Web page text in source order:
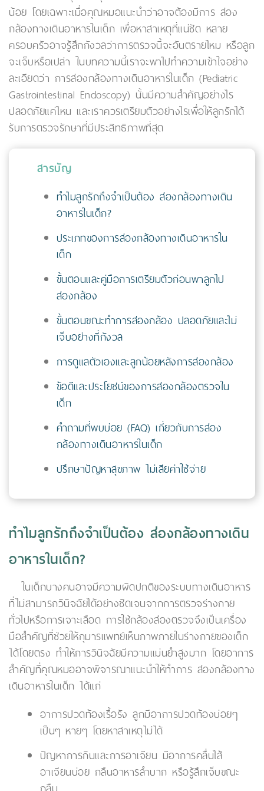
น้อย โดยเฉพาะเมื่อคุณหมอแนะนำว่าอาจต้องมีการ ส่อง
กล้องทางเดินอาหารในเด็ก เพื่อหาสาเหตุที่แน่ชัด หลาย
ครอบครัวอาจรู้สึกกังวลว่าการตรวจนี้จะอันตรายไหม หรือลูก
จะเจ็บหรือเปล่า ในบทความนี้เราจะพาไปทำความเข้าใจอย่าง
ละเอียดว่า การส่องกล้องทางเดินอาหารในเด็ก (Pediatric
Gastrointestinal Endoscopy) นั้นมีความสำคัญอย่างไร
ปลอดภัยแค่ไหน และเราควรเตรียมตัวอย่างไรเพื่อให้ลูกรักได้
รับการตรวจรักษาที่มีประสิทธิภาพที่สุด
สารบัญ
ทำไมลูกรักถึงจำเป็นต้อง ส่องกล้องทางเดิน
อาหารในเด็ก?
ประเภทของการส่องกล้องทางเดินอาหารใน
เด็ก
ขั้นตอนและคู่มือการเตรียมตัวก่อนพาลูกไป
ส่องกล้อง
ขั้นตอนขณะทำการส่องกล้อง ปลอดภัยและไม่
เจ็บอย่างที่กังวล
การดูแลตัวเองและลูกน้อยหลังการส่องกล้อง
ข้อดีและประโยชน์ของการส่องกล้องตรวจใน
เด็ก
คำถามที่พบบ่อย (FAQ) เกี่ยวกับการส่อง
กล้องทางเดินอาหารในเด็ก
ปรึกษาปัญหาสุขภาพ ไม่เสียค่าใช้จ่าย
ทำไมลูกรักถึงจำเป็นต้อง ส่องกล้องทางเดิน
อาหารในเด็ก?
ในเด็กบางคนอาจมีความผิดปกติของระบบทางเดินอาหาร
ที่ไม่สามารถวินิจฉัยได้อย่างชัดเจนจากการตรวจร่างกาย
ทั่วไปหรือการเจาะเลือด การใช้กล้องส่องตรวจจึงเป็นเครื่อง
มือสำคัญที่ช่วยให้กุมารแพทย์เห็นภาพภายในร่างกายของเด็ก
ได้โดยตรง ทำให้การวินิจฉัยมีความแม่นยำสูงมาก โดยอาการ
สำคัญที่คุณหมออาจพิจารณาแนะนำให้ทำการ ส่องกล้องทาง
เดินอาหารในเด็ก ได้แก่
อาการปวดท้องเรื้อรัง ลูกมีอาการปวดท้องบ่อยๆ
เป็นๆ หายๆ โดยหาสาเหตุไม่ได้
ปัญหาการกินและการอาเจียน มีอาการคลื่นไส้
อาเจียนบ่อย กลืนอาหารลำบาก หรือรู้สึกเจ็บขณะ